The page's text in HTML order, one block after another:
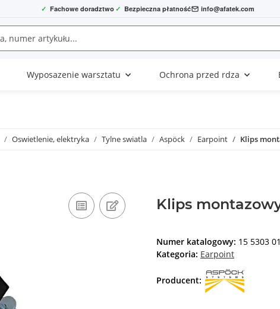
✓ Fachowe doradztwo ✓ Bezpieczna płatność info@afatek.com
Wyposazenie warsztatu Ochrona przed rdza
Oswietlenie, elektryka Tylne swiatla Aspöck Earpoint Klips
Klips
Numer katalogowy: 15 5303
Kategoria: Earpoint
Producent: